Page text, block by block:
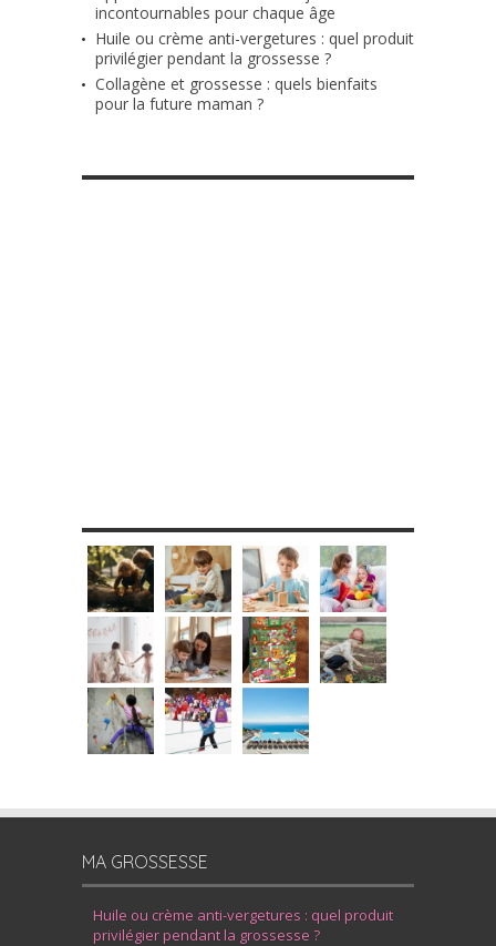
incontournables pour chaque âge
Huile ou crème anti-vergetures : quel produit
privilégier pendant la grossesse ?
Collagène et grossesse : quels bienfaits
pour la future maman ?
MA GROSSESSE
Huile ou crème anti-vergetures : quel produit
privilégier pendant la grossesse ?